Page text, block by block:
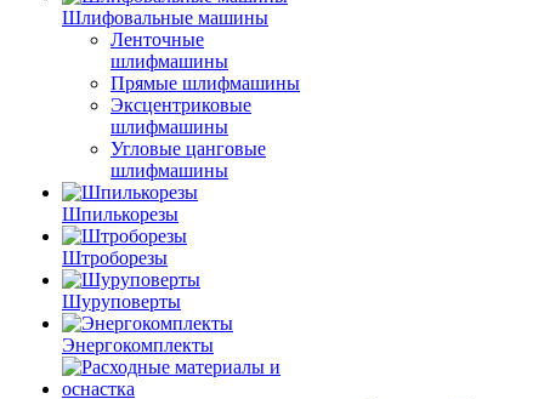
Шлифовальные машины
Ленточные
шлифмашины
Прямые шлифмашины
Эксцентриковые
шлифмашины
Угловые цанговые
шлифмашины
Шпилькорезы
Штроборезы
Шуруповерты
Энергокомплекты